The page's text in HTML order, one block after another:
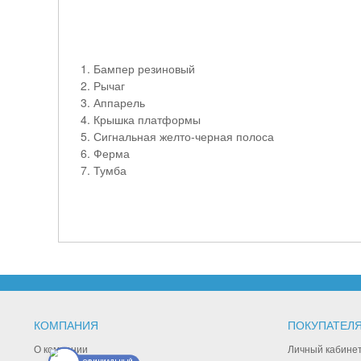
Бампер резиновый
Рычаг
Аппарель
Крышка платформы
Сигнальная желто-черная полоса
Ферма
Тумба
КОМПАНИЯ
О компании Личный